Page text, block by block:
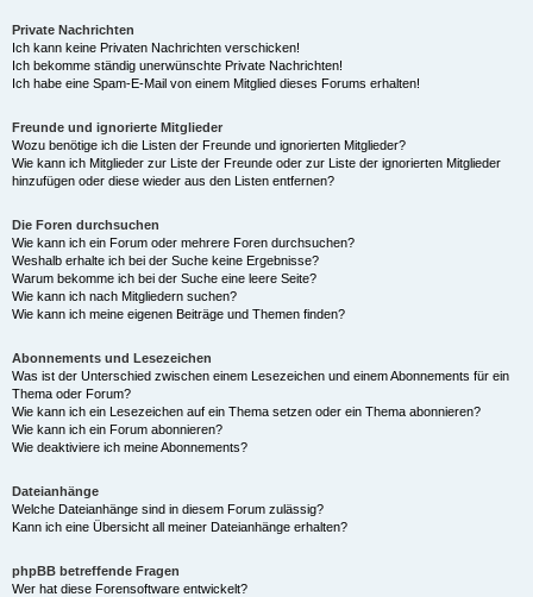
Private Nachrichten
Ich kann keine Privaten Nachrichten verschicken!
Ich bekomme ständig unerwünschte Private Nachrichten!
Ich habe eine Spam-E-Mail von einem Mitglied dieses Forums erhalten!
Freunde und ignorierte Mitglieder
Wozu benötige ich die Listen der Freunde und ignorierten Mitglieder?
Wie kann ich Mitglieder zur Liste der Freunde oder zur Liste der ignorierten Mitglieder
hinzufügen oder diese wieder aus den Listen entfernen?
Die Foren durchsuchen
Wie kann ich ein Forum oder mehrere Foren durchsuchen?
Weshalb erhalte ich bei der Suche keine Ergebnisse?
Warum bekomme ich bei der Suche eine leere Seite?
Wie kann ich nach Mitgliedern suchen?
Wie kann ich meine eigenen Beiträge und Themen finden?
Abonnements und Lesezeichen
Was ist der Unterschied zwischen einem Lesezeichen und einem Abonnements für ein
Thema oder Forum?
Wie kann ich ein Lesezeichen auf ein Thema setzen oder ein Thema abonnieren?
Wie kann ich ein Forum abonnieren?
Wie deaktiviere ich meine Abonnements?
Dateianhänge
Welche Dateianhänge sind in diesem Forum zulässig?
Kann ich eine Übersicht all meiner Dateianhänge erhalten?
phpBB betreffende Fragen
Wer hat diese Forensoftware entwickelt?